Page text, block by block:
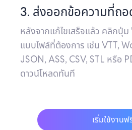
3. ส่งออกข้อความที่ถ
หลังจากแก้ไขเสร็จแล้ว คลิกปุ่
แบบไฟล์ที่ต้องการ เช่น VTT,
JSON, ASS, CSV, STL หรือ
ดาวน์โหลดทันที
เริ่มใช้งานฟ